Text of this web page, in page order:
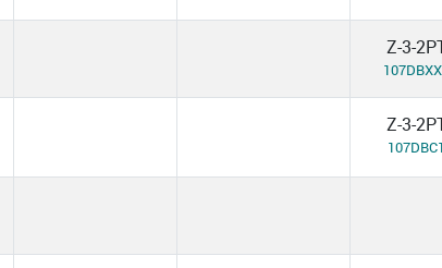
Z-3-
Z-3-
107DBC1